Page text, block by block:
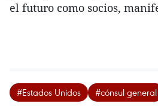
el futuro como socios,
#Estados Unidos #cónsul general